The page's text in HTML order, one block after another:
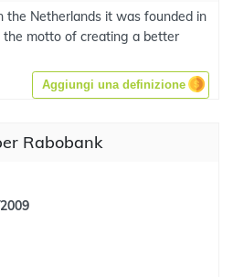
the Netherlands it was founded in
motto of creating a better
Aggiungi una definizione
Rabobank